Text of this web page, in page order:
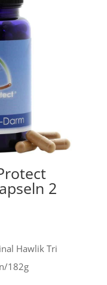
2
Hawlik Tri
182g